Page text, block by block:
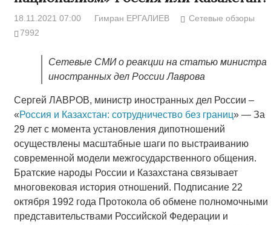
18.11.2021 07:00 Гимран ЕРГАЛИЕВ
Сетевые обзоры
7992
Сетевые СМИ о реакции на статью министра
иностранных дел России Лаврова
Сергей ЛАВРОВ, министр иностранных дел России –
«Россия и Казахстан: сотрудничество без границ» — За
29 лет с момента установления дипотношений
осуществлены масштабные шаги по выстраиванию
современной модели межгосударственного общения.
Братские народы России и Казахстана связывает
многовековая история отношений. Подписание 22
октября 1992 года Протокола об обмене полномочными
представительствами Российской Федерации и